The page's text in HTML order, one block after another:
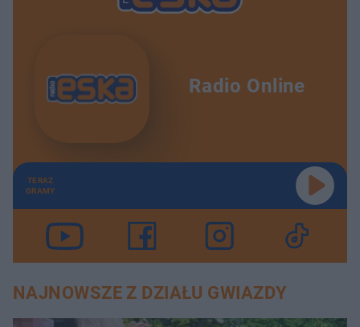
Radio Online
TERAZ
GRAMY
NAJNOWSZE Z DZIAŁU GWIAZDY